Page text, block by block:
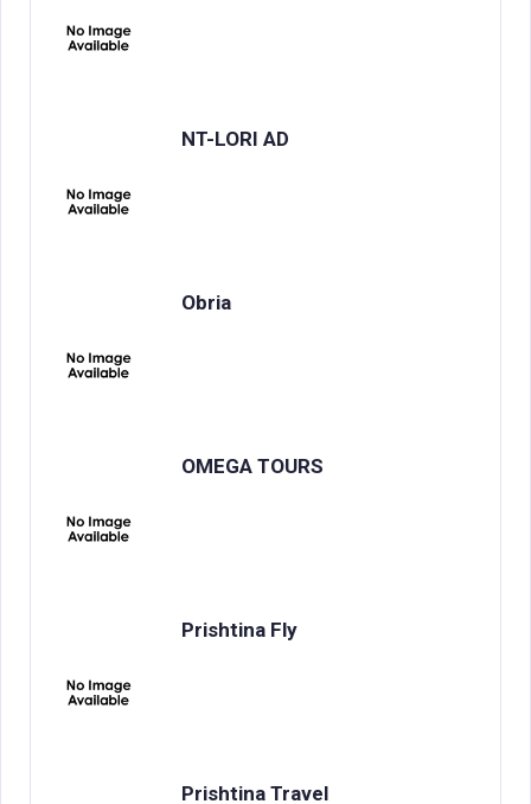
NT-LORI AD
Obria
OMEGA TOURS
Prishtina Fly
Prishtina Travel